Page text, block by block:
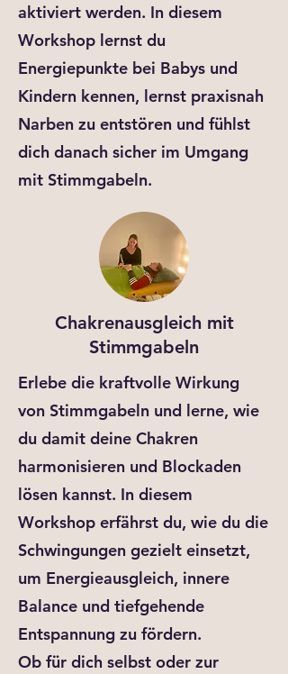
aktiviert werden. In diesem
Workshop lernst du
Energiepunkte bei Babys und
Kindern kennen, lernst praxisnah
Narben zu entstören und fühlst
dich danach sicher im Umgang
mit Stimmgabeln.
Chakrenausgleich mit
Stimmgabeln
Erlebe die kraftvolle Wirkung
von Stimmgabeln und lerne, wie
du damit deine Chakren
harmonisieren und Blockaden
lösen kannst. In diesem
Workshop erfährst du, wie du die
Schwingungen gezielt einsetzt,
um Energieausgleich, innere
Balance und tiefgehende
Entspannung zu fördern.
Ob für dich selbst oder zur